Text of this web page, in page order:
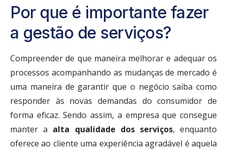
Por que é importante fazer
a gestão de serviços?
Compreender de que maneira melhorar e adequar os
processos acompanhando as mudanças de mercado é
uma maneira de garantir que o negócio saiba como
responder às novas demandas do consumidor de
forma eficaz. Sendo assim, a empresa que consegue
manter a alta qualidade dos serviços, enquanto
oferece ao cliente uma experiência agradável é aquela